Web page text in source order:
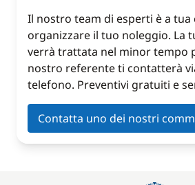
Il nostro team di esperti è a
organizzare il tuo noleggio. La
verrà trattata nel minor tempo
nostro referente ti contatterà
telefono. Preventivi gratuiti e
Contatta uno dei nostri